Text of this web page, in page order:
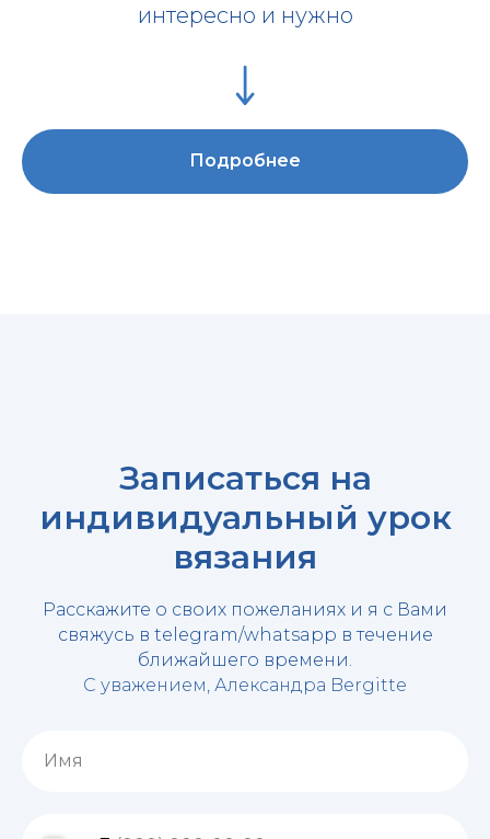
интересно и нужно
Подробнее
Записаться на
индивидуальный урок
вязания
Расскажите о своих пожеланиях и я с Вами
свяжусь в telegram/whatsapp в течение
ближайшего времени.
С уважением, Александра Bergitte
Имя